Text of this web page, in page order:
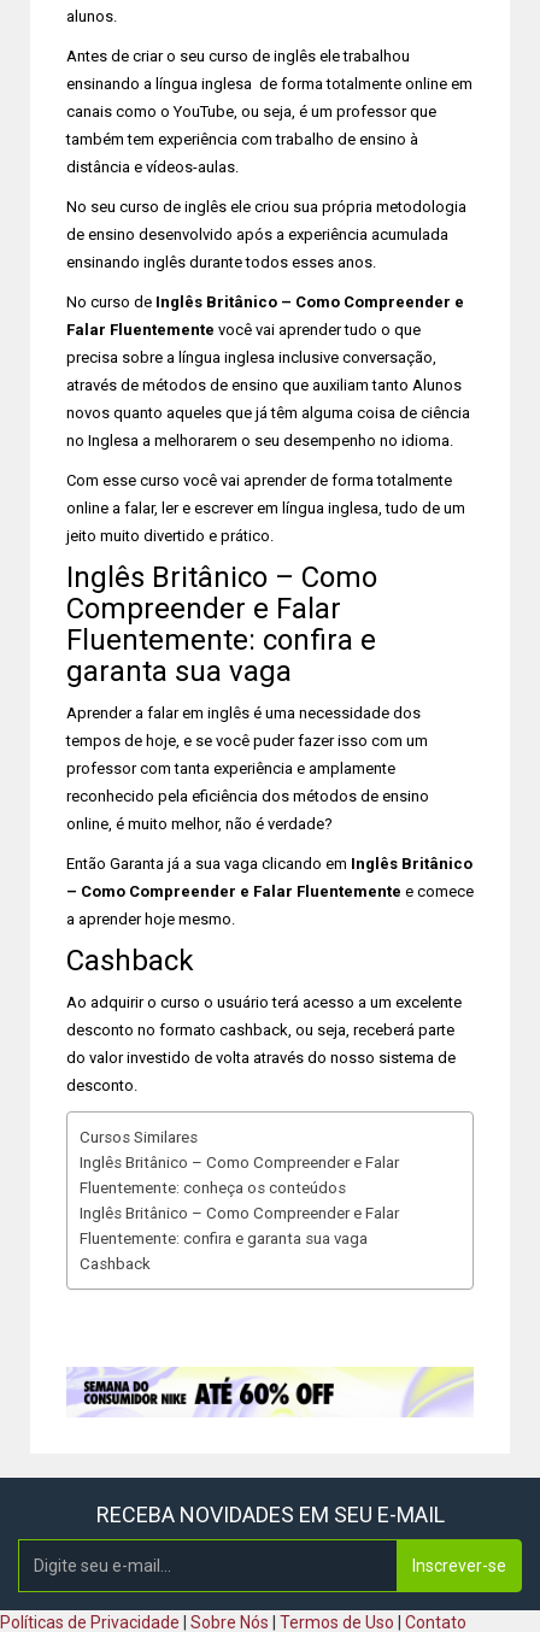
alunos.
Antes de criar o seu curso de inglês ele trabalhou
ensinando a língua inglesa de forma totalmente online em
canais como o YouTube, ou seja, é um professor que
também tem experiência com trabalho de ensino à
distância e vídeos-aulas.
No seu curso de inglês ele criou sua própria metodologia
de ensino desenvolvido após a experiência acumulada
ensinando inglês durante todos esses anos.
No curso de Inglês Britânico – Como Compreender e
Falar Fluentemente você vai aprender tudo o que
precisa sobre a língua inglesa inclusive conversação,
através de métodos de ensino que auxiliam tanto Alunos
novos quanto aqueles que já têm alguma coisa de ciência
no Inglesa a melhorarem o seu desempenho no idioma.
Com esse curso você vai aprender de forma totalmente
online a falar, ler e escrever em língua inglesa, tudo de um
jeito muito divertido e prático.
Inglês Britânico – Como
Compreender e Falar
Fluentemente: confira e
garanta sua vaga
Aprender a falar em inglês é uma necessidade dos
tempos de hoje, e se você puder fazer isso com um
professor com tanta experiência e amplamente
reconhecido pela eficiência dos métodos de ensino
online, é muito melhor, não é verdade?
Então Garanta já a sua vaga clicando em Inglês Britânico
– Como Compreender e Falar Fluentemente e comece
a aprender hoje mesmo.
Cashback
Ao adquirir o curso o usuário terá acesso a um excelente
desconto no formato cashback, ou seja, receberá parte
do valor investido de volta através do nosso sistema de
desconto.
Cursos Similares
Inglês Britânico – Como Compreender e Falar
Fluentemente: conheça os conteúdos
Inglês Britânico – Como Compreender e Falar
Fluentemente: confira e garanta sua vaga
Cashback
RECEBA NOVIDADES EM SEU E-MAIL
Inscrever-se
Políticas de Privacidade Sobre Nós Termos de Uso Contato